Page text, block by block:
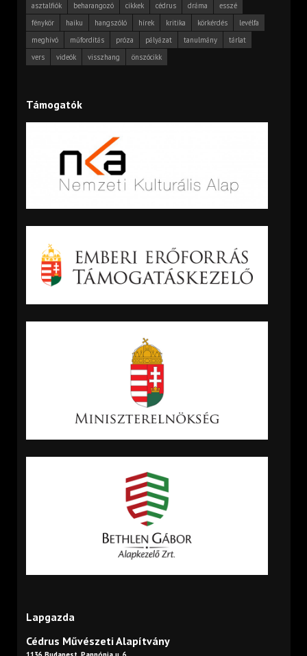
asztalfiók beharangozó cikkek cédrus dráma
esszé
fénykör
haiku hangszóló hírek kritika körkérdés
levélfa
meghívó
műfordítás próza pályázat tanulmány
tárlat
vers
videók visszhang önszócikk
Támogatók
Lapgazda
Cédrus Művészeti Alapítvány